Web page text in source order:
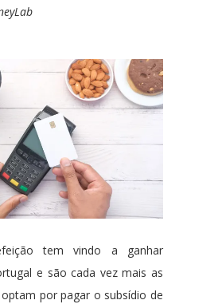
tem vindo a ganhar
e são cada vez mais as
por pagar o subsídio de